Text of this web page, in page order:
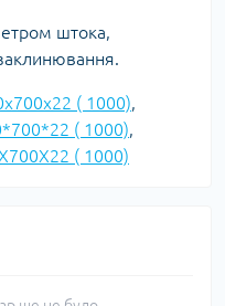
штока,
( 1000),
( 1000),
( 1000)